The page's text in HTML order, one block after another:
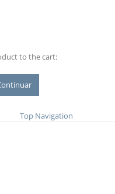
to the cart:
Top Navigation